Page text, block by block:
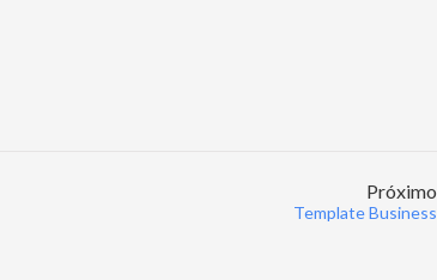
Próximo
Template Business